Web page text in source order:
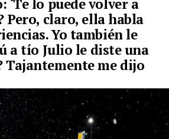
‘Te lo puedevolvera
Pero, claro, ella habla
. Yo también le
a tío Julio le diste una
Tajantemente me dijo